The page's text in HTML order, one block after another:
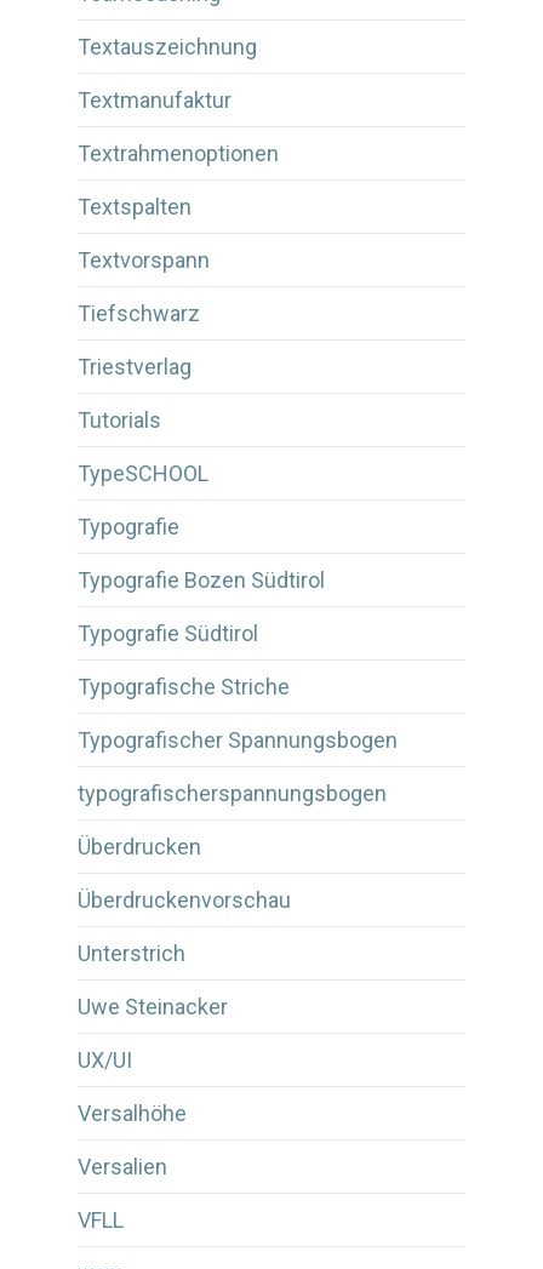
Textauszeichnung
Textmanufaktur
Textrahmenoptionen
Textspalten
Textvorspann
Tiefschwarz
Triestverlag
Tutorials
TypeSCHOOL
Typografie
Typografie Bozen Südtirol
Typografie Südtirol
Typografische Striche
Typografischer Spannungsbogen
typografischerspannungsbogen
Überdrucken
Überdruckenvorschau
Unterstrich
Uwe Steinacker
UX/UI
Versalhöhe
Versalien
VFLL